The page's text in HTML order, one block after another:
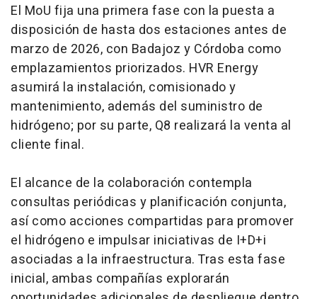
El MoU fija una primera fase con la puesta a
disposición de hasta dos estaciones antes de
marzo de 2026, con Badajoz y Córdoba como
emplazamientos priorizados. HVR Energy
asumirá la instalación, comisionado y
mantenimiento, además del suministro de
hidrógeno; por su parte, Q8 realizará la venta al
cliente final.
El alcance de la colaboración contempla
consultas periódicas y planificación conjunta,
así como acciones compartidas para promover
el hidrógeno e impulsar iniciativas de I+D+i
asociadas a la infraestructura. Tras esta fase
inicial, ambas compañías explorarán